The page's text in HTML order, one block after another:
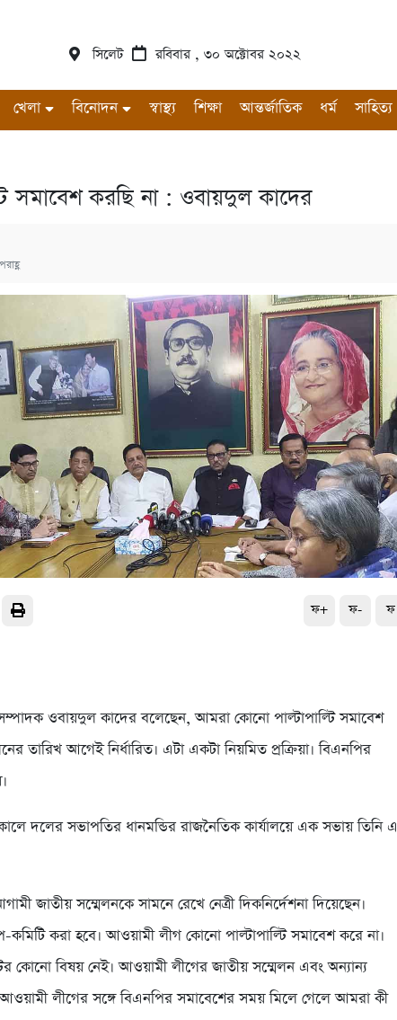
সিলেট রবিবার , ৩০ অক্টোবর ২০২২
খেলা বিনোদন স্বাস্থ্য শিক্ষা আন্তর্জাতিক ধর্ম সাহিত্য
সমাবেশ করছি না : ওবায়দুল কাদের
ফ+ ফ- ফ
ওবায়দুল কাদের বলেছেন, আমরা কোনো পাল্টাপাল্টি সমাবেশ
তারিখ আগেই নির্ধারিত। এটা একটা নিয়মিত প্রক্রিয়া। বিএনপির
দলের সভাপতির ধানমন্ডির রাজনৈতিক কার্যালয়ে এক সভায় তিনি এ
জাতীয় সম্মেলনকে সামনে রেখে নেত্রী দিকনির্দেশনা দিয়েছেন।
কমিটি করা হবে। আওয়ামী লীগ কোনো পাল্টাপাল্টি সমাবেশ করে না।
কোনো বিষয় নেই। আওয়ামী লীগের জাতীয় সম্মেলন এবং অন্যান্য
আওয়ামী লীগের সঙ্গে বিএনপির সমাবেশের সময় মিলে গেলে আমরা কী